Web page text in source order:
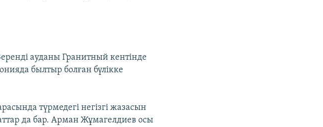
ауданы Гранитный кентінде
былтыр болған бүлікке
түрмедегі негізгі жазасын
да бар. Арман Жұмагелдиев осы